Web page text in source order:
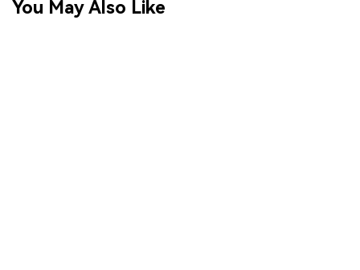
You May Also Like